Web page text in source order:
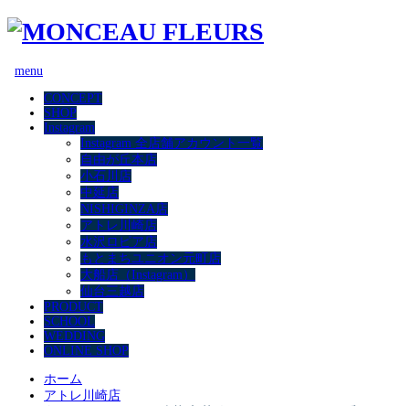
menu
CONCEPT
SHOP
Instagram
Instagram 全店舗アカウント一覧
自由が丘本店
小石川店
中延店
NISHIGINZA店
アトレ川崎店
水沢ロピア店
もとまちユニオン元町店
大船店（Instagram）
仙台三越店
PRODUCT
SCHOOL
WEDDING
ONLINE SHOP
ホーム
アトレ川崎店